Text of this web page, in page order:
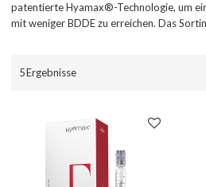
patentierte Hyamax®-Technologie, um
mit weniger BDDE zu erreichen. Das
5 Ergebnisse